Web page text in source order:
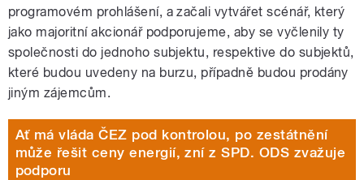
programovém prohlášení, a začali vytvářet scénář, který
jako majoritní akcionář podporujeme, aby se vyčlenily ty
společnosti do jednoho subjektu, respektive do subjektů,
které budou uvedeny na burzu, případně budou prodány
jiným zájemcům.
Ať má vláda ČEZ pod kontrolou, po zestátnění
může řešit ceny energií, zní z SPD. ODS zvažuje
podporu